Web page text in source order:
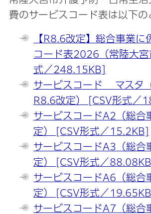
費のサービスコード表は以下の
【R8.6改定】総合事業に
コード表2026（常陸大
式／248.15KB
サービスコード マスタ
R8.6改定） [CSV形式／
サービスコードA2（総合
定） [CSV形式／15.2KB]
サービスコードA3（総合
定） [CSV形式／88.08KB]
サービスコードA6（総合
定） [CSV形式／19.65KB]
サービスコードA7（総合